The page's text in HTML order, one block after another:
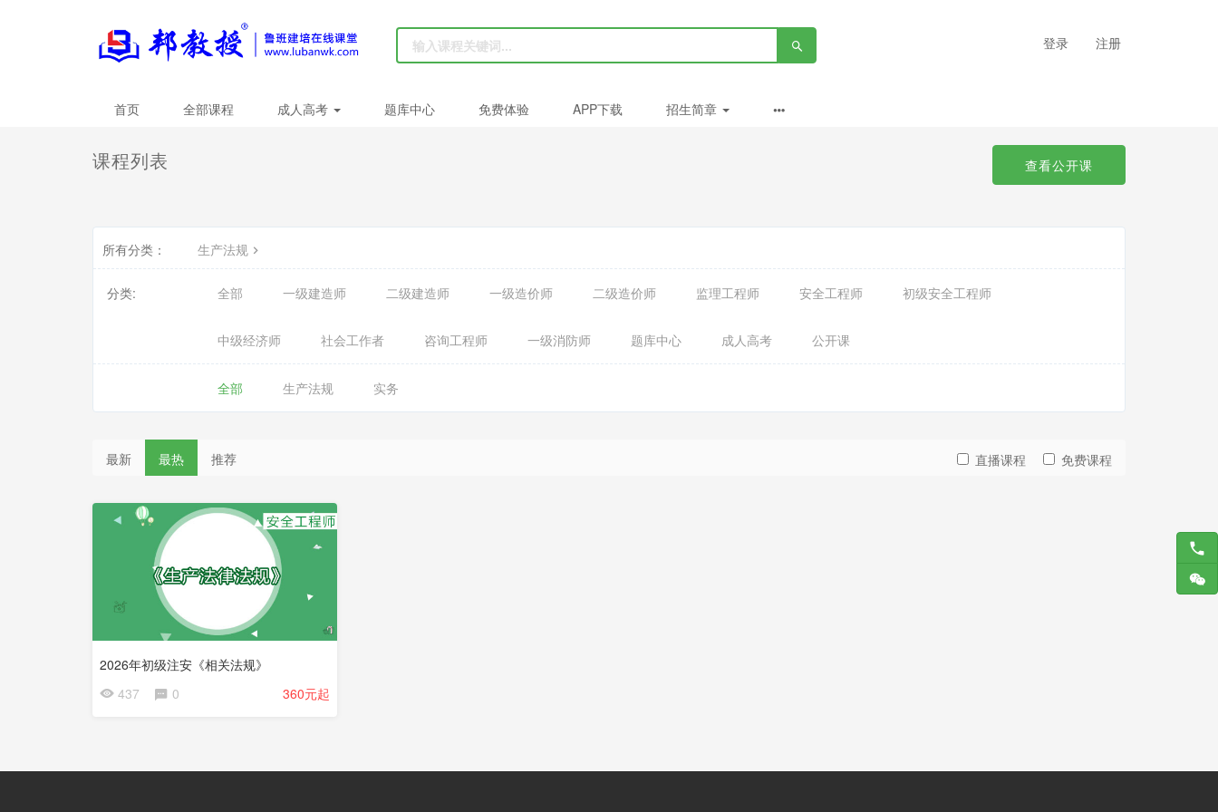
登录 注册
首页 全部课程 成人高考 题库中心 免费体验 APP下载 招生简章
课程列表 查看公开课
所有分类： 生产法规
分类: 全部 一级建造师 二级建造师 一级造价师 二级造价师 监理工程师 安全工程师 初级安全工程师
中级经济师 社会工作者 咨询工程师 一级消防师 题库中心 成人高考 公开课
全部 生产法规 实务
最新 最热 推荐 直播课程 免费课程
2026年初级注安《相关法规》
437
0 360元起